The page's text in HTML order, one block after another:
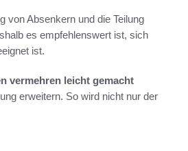
von Absenkern und die Teilung
es empfehlenswert ist, sich
ist.
vermehren leicht gemacht
erweitern. So wird nicht nur der